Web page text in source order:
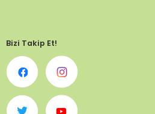
Bizi Takip Et!